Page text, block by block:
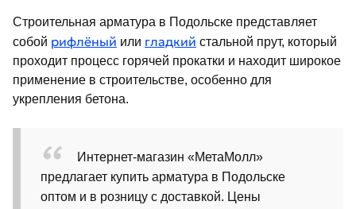
Строительная арматура в Подольске представляет
собой рифлёный или гладкий стальной прут, который
проходит процесс горячей прокатки и находит широкое
применение в строительстве, особенно для
укрепления бетона.
Интернет-магазин «МетаМолл»
предлагает купить арматура в Подольске
оптом и в розницу с доставкой. Цены